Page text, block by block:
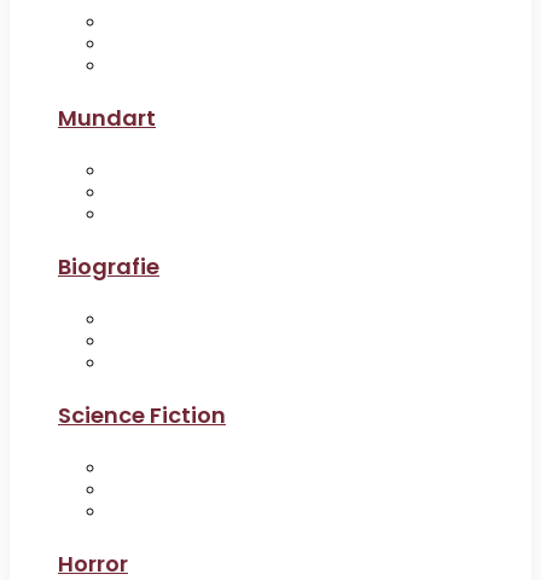
Mundart
Biografie
Science Fiction
Horror